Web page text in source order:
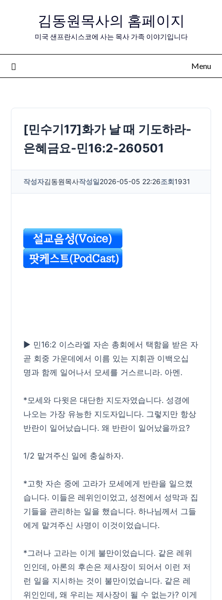
김동원목사의 홈페이지
미국 샌프란시스코에 사는 목사 가족 이야기입니다
Menu
[민수기17]화가 날 때 기도하라-
은혜금요-민16:2-260501
작성자김동원목사작성일2026-05-05 22:26조회1931
▶ 민16:2 이스라엘 자손 총회에서 택함을 받은 자
곧 회중 가운데에서 이름 있는 지휘관 이백오십
명과 함께 일어나서 모세를 거스르니라. 아멘.
*모세와 다윗은 대단한 지도자였습니다. 성경에
나오는 가장 유능한 지도자입니다. 그렇지만 항상
반란이 일어났습니다. 왜 반란이 일어났을까요?
1/2 맡겨주신 일에 충실하자.
*고핫 자손 중에 고라가 모세에게 반란을 일으켰
습니다. 이들은 레위인이었고, 성전에서 성막과 집
기들을 관리하는 일을 했습니다. 하나님께서 그들
에게 맡겨주신 사명이 이것이었습니다.
*그러나 고라는 이게 불만이었습니다. 같은 레위
인인데, 아론의 후손은 제사장이 되어서 이런 저
런 일을 지시하는 것이 불만이었습니다. 같은 레
위인인데, 왜 우리는 제사장이 될 수 없는가? 이게